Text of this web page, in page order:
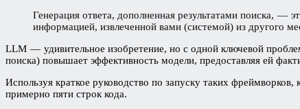
Генерация ответа, дополненная результатами поиска, —
информацией, извлеченной вами (системой) из другого
LLM — удивительное изобретение, но с одной ключевой
поиска) повышает эффективность модели, предоставляя ей
Используя краткое руководство по запуску таких
примерно пяти строк кода.